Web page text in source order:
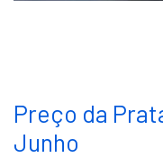
Preço da
Junho